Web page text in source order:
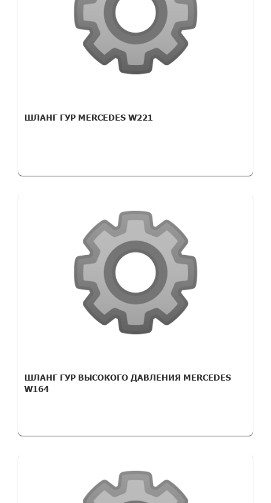
ШЛАНГ ГУР MERCEDES W221
ШЛАНГ ГУР ВЫСОКОГО ДАВЛЕНИЯ MERCEDES
W164